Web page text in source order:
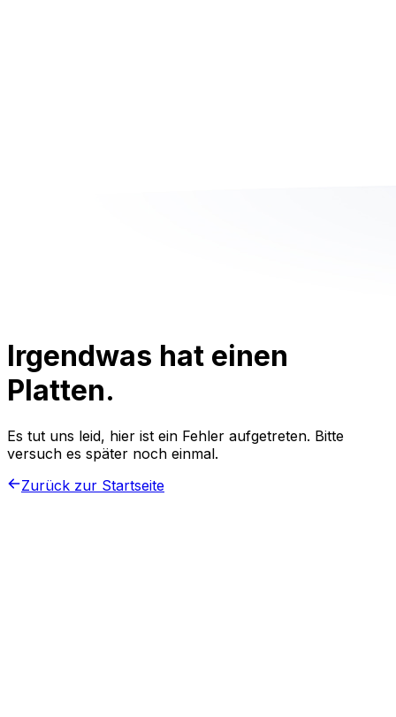
Irgendwas hat einen
Platten.
Es tut uns leid, hier ist ein Fehler aufgetreten. Bitte
versuch es später noch einmal.
Zurück zur Startseite